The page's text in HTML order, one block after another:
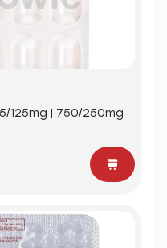
125mg | 750/250mg